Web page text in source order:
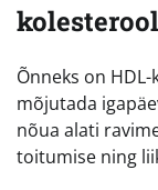
Õnneks on
mõjutada
nõua alati
toitumise ning